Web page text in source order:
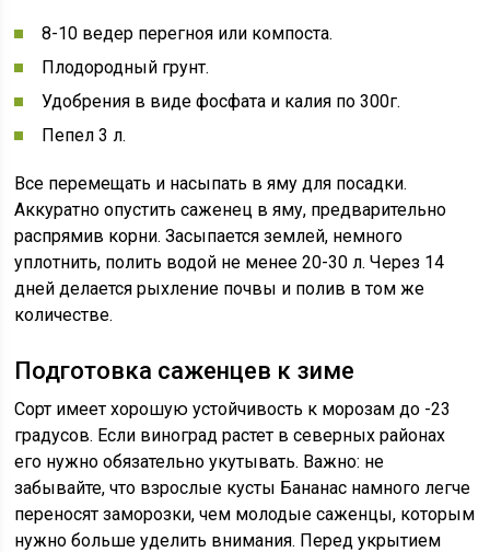
8-10 ведер перегноя или компоста.
Плодородный грунт.
Удобрения в виде фосфата и калия по 300г.
Пепел 3 л.
Все перемещать и насыпать в яму для посадки.
Аккуратно опустить саженец в яму, предварительно
распрямив корни. Засыпается землей, немного
уплотнить, полить водой не менее 20-30 л. Через 14
дней делается рыхление почвы и полив в том же
количестве.
Подготовка саженцев к зиме
Сорт имеет хорошую устойчивость к морозам до -23
градусов. Если виноград растет в северных районах
его нужно обязательно укутывать. Важно: не
забывайте, что взрослые кусты Бананас намного легче
переносят заморозки, чем молодые саженцы, которым
нужно больше уделить внимания. Перед укрытием